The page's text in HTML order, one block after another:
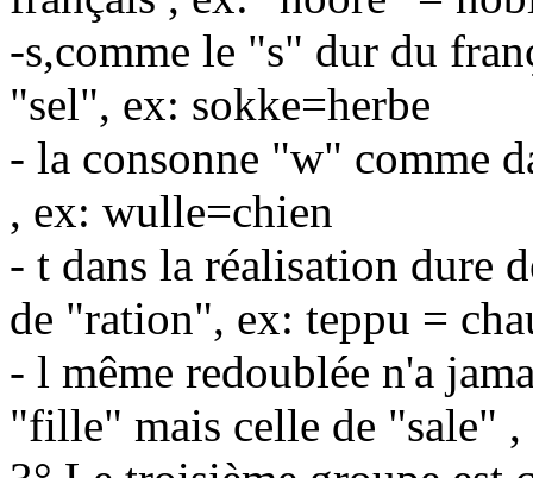
-s,comme le "s" dur du
"sel", ex: sokke=herbe
- la consonne "w" comme
, ex: wulle=chien
- t dans la réalisation dure
de "ration", ex: teppu =
- l même redoublée n'a
"fille" mais celle de "sale" ,